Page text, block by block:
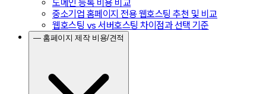
도메인 등록 비용 비교
중소기업 홈페이지 전용 웹호스팅 추천 및 비교
웹호스팅 vs 서버호스팅 차이점과 선택 기준
— 홈페이지 제작 비용/견적